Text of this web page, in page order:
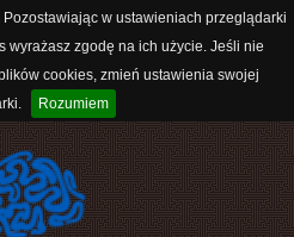
w ustawieniach przeglądarki
wyrażasz zgodę na ich użycie. Jeśli nie
cookies, zmień ustawienia swojej
Rozumiem